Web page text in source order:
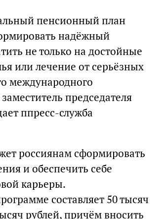
пенсионный план
надёжный
не только на достойные
или лечение от серьёзных
международного
председателя
ппресс-служба
россиянам сформировать
и обеспечить себе
карьеры.
составляет 50 тысяч
рублей, причём вносить